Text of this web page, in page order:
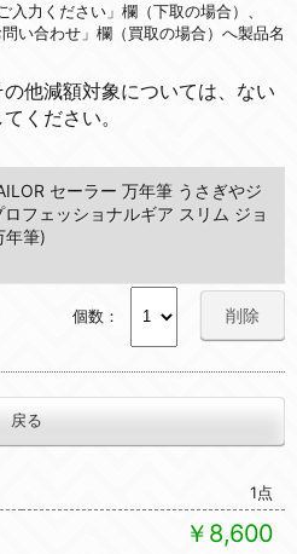
力ください」欄（下取の場合）、
い合わせ」欄（買取の場合）へ製品名
他減額対象については、ない
ください。
セーラー 万年筆 うさぎやジ
フェッショナルギア スリム ジョ
年筆)
個数： 削除
1点
￥8,600